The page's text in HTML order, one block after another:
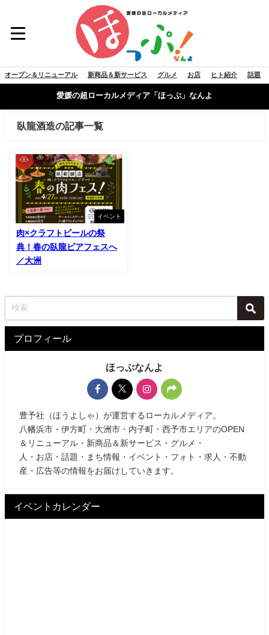
オープン＆リニューアル 新商品＆新サービス グルメ お店 ヒト紹介 話題
愛媛の超ローカルメディア「ほっぷ」なんよ
臥龍酒造の記事一覧
イベント
肉×クラフトビールの祭
典！春の臥龍ビアフェスへ
／大洲
プロフィール
ほっぷなんよ
豊予社（ほうよしゃ）が運営するローカルメディア。
八幡浜市・伊方町・大洲市・内子町・西予市エリアのOPEN
＆リニューアル・新商品＆新サービス・グルメ・
人・お店・話題・まち情報・イベント・フォト・求人・不動
産・広告等の情報をお届けしていきます。
イベントカレンダー